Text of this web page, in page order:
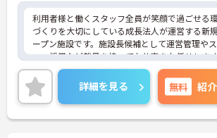
利用者様と働くスタッフ全員が笑顔で過ごせる
づくりを大切にしている成長法人が運営する新
ープン施設です。施設長候補として運営管理や
ッフ採用など裁量を持ってお仕事をお任せしま
入職後は既存施設での丁寧な事前研修が用意さ
おり、研修中の交通費や宿泊費も会社が負担する
め安心してスタートできます。想定年収660万
上と高い給与水準に加え、決算賞与や資格取得
の全額補助など還元率の高さが魅力です。緊急
詳細を見る 無料 紹